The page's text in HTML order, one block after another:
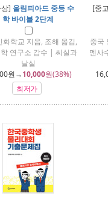
] 올림피아드 중등 수
학 바이블 2단계
화학교 지음, 조해 옮김,
연구소 감수 | 씨실과
날실
원→10,000원(38%)
최저가
[중
중국
멘사